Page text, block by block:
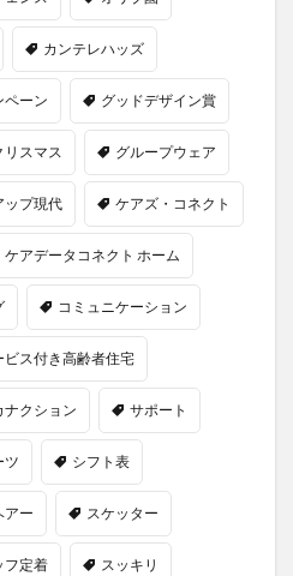
カンテレハッズ
ペーン グッドデザイン賞
リスマス グループウェア
ップ現代 ケアズ・コネクト
ケアデータコネクト ホーム
コミュニケーション
ビス付き高齢者住宅
ナクション サポート
ツ シフト表
アー スケッター
フ定着 スッキリ